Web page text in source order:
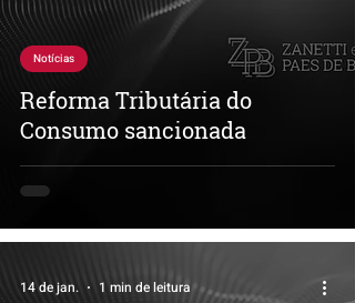
Reforma Tributária do
Consumo sancionada
Notícias
14 de jan. 1 min de leitura